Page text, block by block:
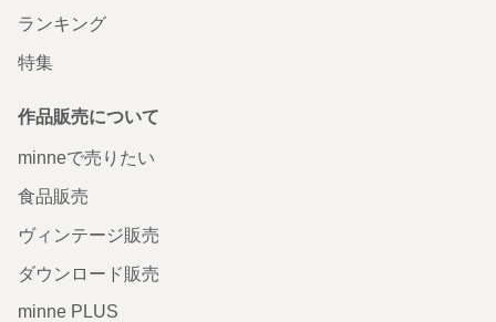
ランキング
特集
作品販売について
minneで売りたい
食品販売
ヴィンテージ販売
ダウンロード販売
minne PLUS